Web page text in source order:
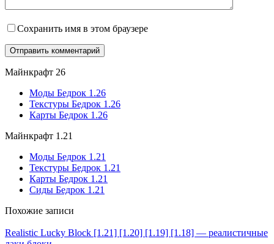
Сохранить имя в этом браузере
Майнкрафт 26
Моды Бедрок 1.26
Текстуры Бедрок 1.26
Карты Бедрок 1.26
Майнкрафт 1.21
Моды Бедрок 1.21
Текстуры Бедрок 1.21
Карты Бедрок 1.21
Сиды Бедрок 1.21
Похожие записи
Realistic Lucky Block [1.21] [1.20] [1.19] [1.18] — реалистичные